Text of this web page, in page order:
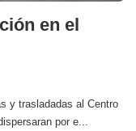
en el
y trasladadas al Centro
por e...